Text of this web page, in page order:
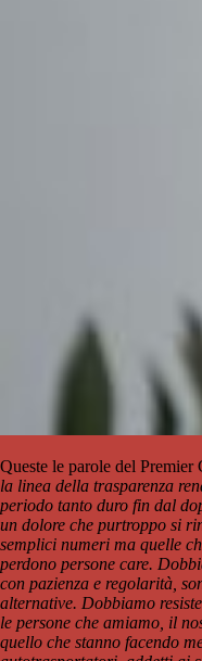
Queste le parole del Premier
la linea della trasparenza
periodo tanto duro fin dal
un dolore che purtroppo si
semplici numeri ma quelle
perdono persone care.
con pazienza e regolarità,
alternative. Dobbiamo
le persone che amiamo, il
quello che stanno facendo